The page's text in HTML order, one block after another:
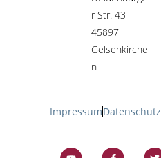
r Str. 43
45897
Gelsenkirche
n
ImpressumDatenschutz